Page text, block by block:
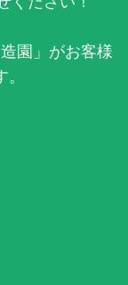
園」がお客様